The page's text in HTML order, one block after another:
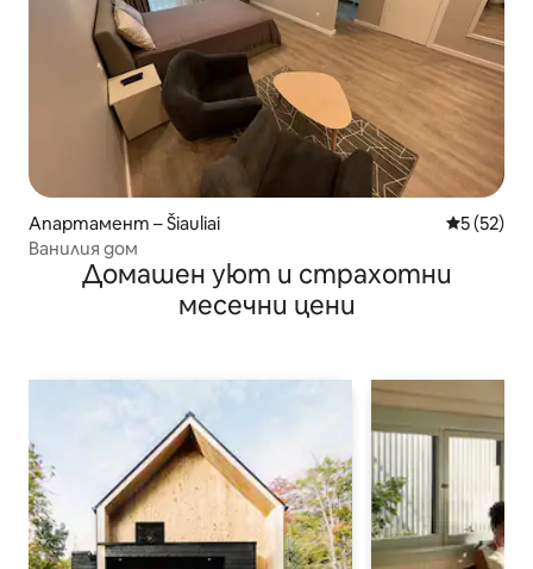
Апартамент – Šiauliai Средна
5 (52)
Ванилия дом
Домашен уют и страхотни
месечни цени